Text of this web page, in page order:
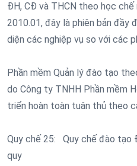
ĐH, CĐ và THCN theo học
2010.01, đây là phiên bản đầy
diện các nghiệp vụ so với các
Phần mềm Quản lý đào tạo
do Công ty TNHH Phần mềm
triển hoàn toàn tuân thủ theo
Quy chế 25: Quy chế đào tạo
quy